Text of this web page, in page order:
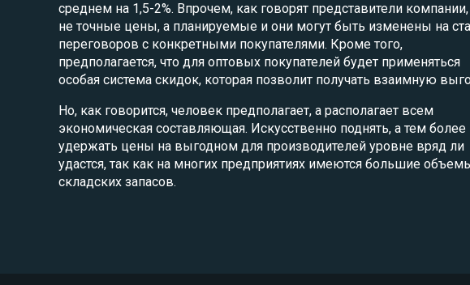
среднем на 1,5-2%. Впрочем, как говорят представители компании,
не точные цены, а планируемые и они могут быть изменены на
переговоров с конкретными покупателями. Кроме того,
предполагается, что для оптовых покупателей будет применяться
особая система скидок, которая позволит получать взаимную
Но, как говорится, человек предполагает, а располагает всем
экономическая составляющая. Искусственно поднять, а тем более
удержать цены на выгодном для производителей уровне вряд ли
удастся, так как на многих предприятиях имеются большие
складских запасов.